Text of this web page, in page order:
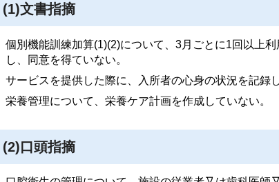
(1)文書指摘
個別機能訓練加算(1)(2)について、3月ごとに1回以上
し、同意を得ていない。
サービスを提供した際に、入所者の心身の状況を記録
栄養管理について、栄養ケア計画を作成していない。
(2)口頭指摘